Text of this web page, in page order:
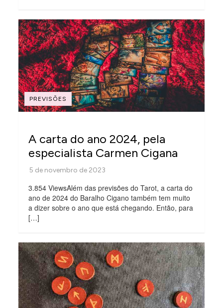
PREVISÕES
A carta do ano 2024, pela
especialista Carmen Cigana
3.854 ViewsAlém das previsões do Tarot, a carta do
ano de 2024 do Baralho Cigano também tem muito
a dizer sobre o ano que está chegando. Então, para
[…]